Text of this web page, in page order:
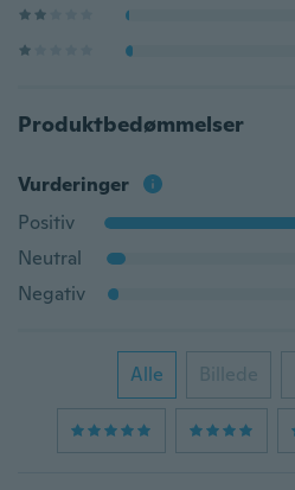
Produktbedømmelser
Vurderinger
Positiv
Neutral
Negativ
Alle Billede